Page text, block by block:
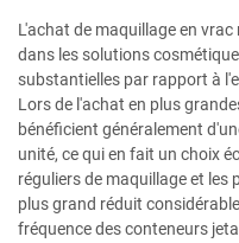
L'achat de maquillage en
dans les solutions
substantielles par rapport à
Lors de l'achat en plus
bénéficient généralement
unité, ce qui en fait un choix
réguliers de maquillage et
plus grand réduit
fréquence des conteneurs